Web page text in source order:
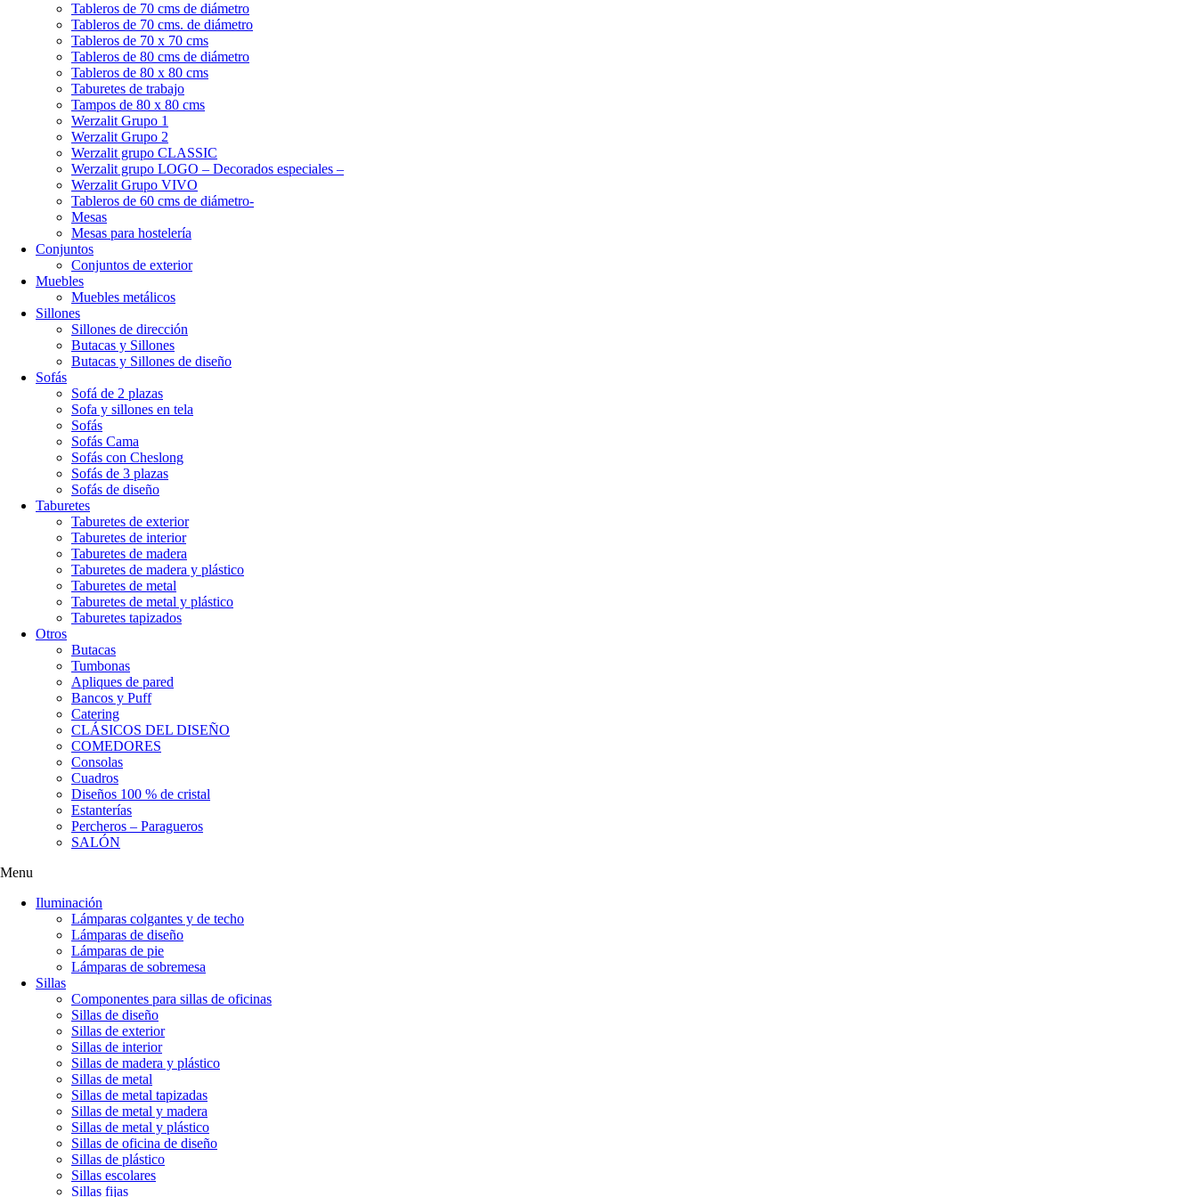
Tableros de 70 cms de diámetro
Tableros de 70 cms. de diámetro
Tableros de 70 x 70 cms
Tableros de 80 cms de diámetro
Tableros de 80 x 80 cms
Taburetes de trabajo
Tampos de 80 x 80 cms
Werzalit Grupo 1
Werzalit Grupo 2
Werzalit grupo CLASSIC
Werzalit grupo LOGO – Decorados especiales –
Werzalit Grupo VIVO
Tableros de 60 cms de diámetro-
Mesas
Mesas para hostelería
Conjuntos
Conjuntos de exterior
Muebles
Muebles metálicos
Sillones
Sillones de dirección
Butacas y Sillones
Butacas y Sillones de diseño
Sofás
Sofá de 2 plazas
Sofa y sillones en tela
Sofás
Sofás Cama
Sofás con Cheslong
Sofás de 3 plazas
Sofás de diseño
Taburetes
Taburetes de exterior
Taburetes de interior
Taburetes de madera
Taburetes de madera y plástico
Taburetes de metal
Taburetes de metal y plástico
Taburetes tapizados
Otros
Butacas
Tumbonas
Apliques de pared
Bancos y Puff
Catering
CLÁSICOS DEL DISEÑO
COMEDORES
Consolas
Cuadros
Diseños 100 % de cristal
Estanterías
Percheros – Paragueros
SALÓN
Menu
Iluminación
Lámparas colgantes y de techo
Lámparas de diseño
Lámparas de pie
Lámparas de sobremesa
Sillas
Componentes para sillas de oficinas
Sillas de diseño
Sillas de exterior
Sillas de interior
Sillas de madera y plástico
Sillas de metal
Sillas de metal tapizadas
Sillas de metal y madera
Sillas de metal y plástico
Sillas de oficina de diseño
Sillas de plástico
Sillas escolares
Sillas fijas